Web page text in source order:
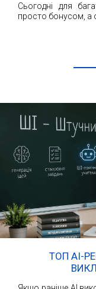
Сьогодні для
просто бонусом, а
ТОП AI-